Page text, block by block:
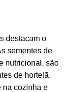
destacam o
sementes de
nutricional, são
de hortelã
na cozinha e